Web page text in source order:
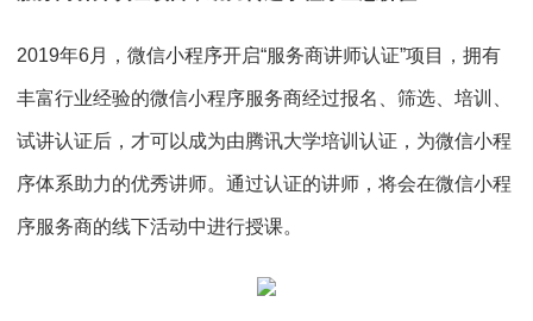
2019年6月，微信小程序开启“服务商讲师认证”项目，拥有
丰富行业经验的微信小程序服务商经过报名、筛选、培训、
试讲认证后，才可以成为由腾讯大学培训认证，为微信小程
序体系助力的优秀讲师。通过认证的讲师，将会在微信小程
序服务商的线下活动中进行授课。